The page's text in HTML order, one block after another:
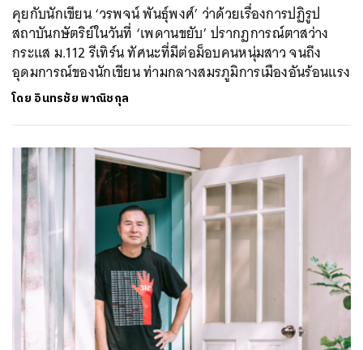
คุยกับนักเขียน ‘วรพจน์ พันธุ์พงศ์’ ว่าด้วยเรื่องการปฏิรูป
สถาบันกษัตริย์ในวันที่ ‘เพดานขยับ’ ปรากฏการณ์ตาสว่าง
กระแส ม.112 รีเทิร์น ทัศนะที่มีต่อม็อบคนหนุ่มสาว จนถึง
อุดมการณ์ของนักเขียน ท่ามกลางสมรภูมิการเมืองอันร้อนแรง
โดย อินทรชัย พาณิชกุล